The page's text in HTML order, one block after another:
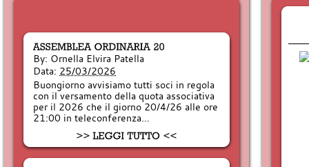
By: Ornella Elvira Patella
Data: 25/03/2026
Buongiorno avvisiamo tutti soci in regola
con il versamento della quota associativa
per il 2026 che il giorno 20/4/26 alle ore
21:00 in teleconferenza…